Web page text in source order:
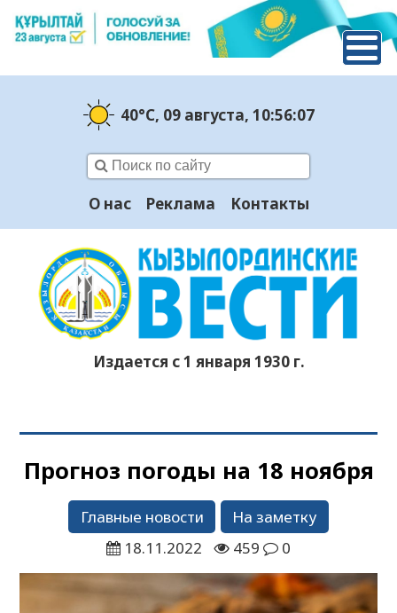
40°C, 09 августа, 10:56:08
О нас Реклама Контакты
Издается с 1 января 1930 г.
Прогноз погоды на 18 ноября
Главные новости
На заметку
18.11.2022
459 0